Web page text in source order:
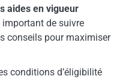
aides en vigueur
important de suivre
conseils pour maximiser
conditions d’éligibilité